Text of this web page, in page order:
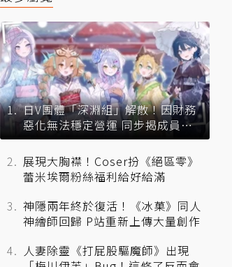
日V團體「深淵組」解散！因財務
惡化無法穩定營運 同步揭成員未
來去向
展現大胸襟！Coser扮《絕區零》
蕾米埃爾粉絲福利給好給滿
神隱兩年終於復活！《冰菓》同人
神繪師回歸 P站重新上傳大量創作
人妻除靈《打屁股驅魔師》出現